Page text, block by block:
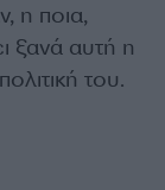
η ποια,
ξανά αυτή η
του.